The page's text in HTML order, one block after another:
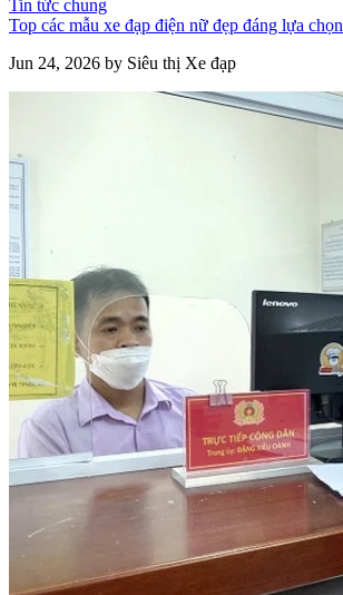
Tin tức chung
Top các mẫu xe đạp điện nữ đẹp đáng lựa chọn
Jun 24, 2026 by Siêu thị Xe đạp